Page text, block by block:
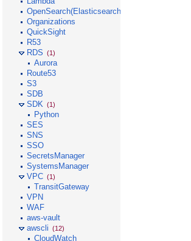
OpenSearch(Elasticsearch)
Organizations
QuickSight
R53
RDS (1)
Aurora
Route53
S3
SDB
SDK (1)
Python
SES
SNS
SSO
SecretsManager
SystemsManager
VPC (1)
TransitGateway
VPN
WAF
aws-vault
awscli (12)
CloudWatch